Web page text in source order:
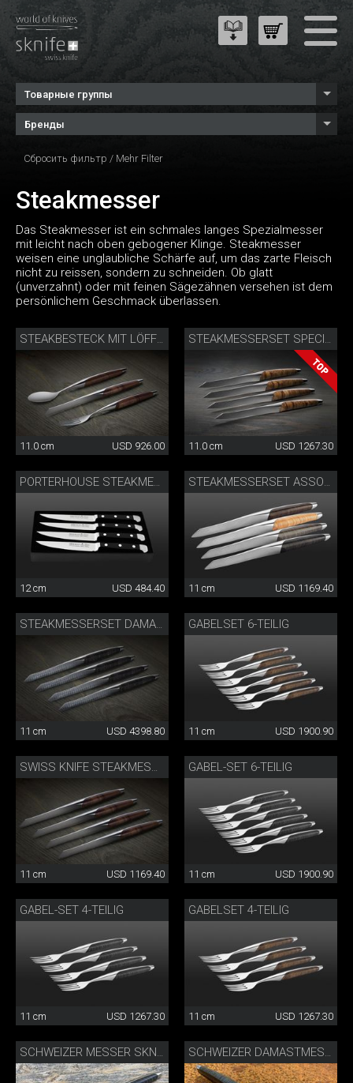
Товарные группы
Бренды
Сбросить фильтр / Mehr Filter
Steakmesser
Das Steakmesser ist ein schmales langes Spezialmesser
mit leicht nach oben gebogener Klinge. Steakmesser
weisen eine unglaubliche Schärfe auf, um das zarte Fleisch
nicht zu reissen, sondern zu schneiden. Ob glatt
(unverzahnt) oder mit feinen Sägezähnen versehen ist dem
persönlichem Geschmack überlassen.
STEAKBESTECK MIT LÖFFEL WALNUSS
11.0 cm USD 926.00
STEAKMESSERSET SPECIAL EDITION
11.0 cm USD 1267.30
12 cm USD 484.40 11 cm USD 1169.40
STEAKMESSERSET DAMAST
11 cm USD 4398.80
GABELSET 6-TEILIG
11 cm USD 1900.90
11 cm USD 1169.40
GABEL-SET 6-TEILIG
11 cm USD 1900.90
GABEL-SET 4-TEILIG
11 cm USD 1267.30
GABELSET 4-TEILIG
11 cm USD 1267.30
SCHWEIZER MESSER SKNIFE SCHWEIZER DAMASTMESSER